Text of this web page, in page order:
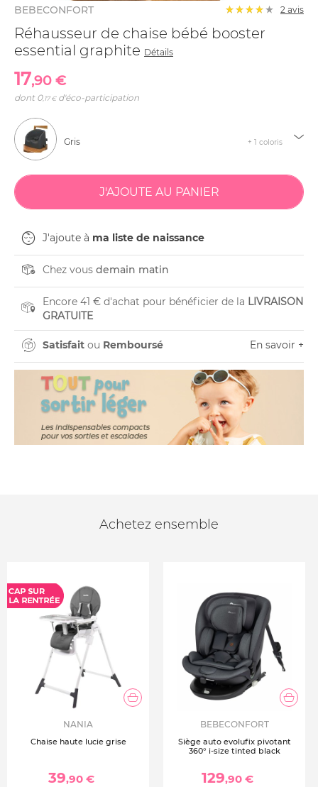
BEBECONFORT 2 avis
Réhausseur de chaise bébé booster
essential graphite Détails
17,90 €
dont 0,17 €d'éco-participation
Gris + 1 coloris
J'ajoute à ma liste de naissance
Chez vous demain matin
Encore 41 € d'achat pour bénéficier de la LIVRAISON
GRATUITE
Satisfait ou Remboursé En savoir +
Achetez ensemble
NANIA
Chaise haute lucie grise
39,90 €
BEBECONFORT
Siège auto evolufix pivotant
360° i-size tinted black
129,90 €